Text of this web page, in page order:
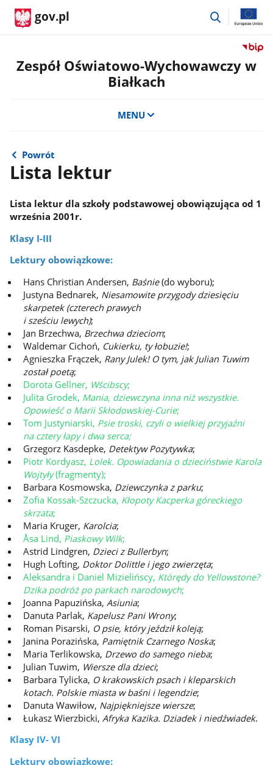
gov.pl
przejdź
Przejdź
do
Zespół Oświatowo-Wychowawczy w
Białkach
MENU
Powrót
Lista lektur
Lista lektur dla szkoły podstawowej obowiązująca od 1
września 2001r.
Klasy I-III
Lektury obowiązkowe:
Hans Christian Andersen, Baśnie(do wyboru);
Justyna Bednarek, Niesamowite przygody dziesięciu
skarpetek (czterech prawych
i sześciu lewych);
Jan Brzechwa, Brzechwa dzieciom;
Waldemar Cichoń, Cukierku, ty łobuzie!;
Agnieszka Frączek, Rany Julek! O tym, jak Julian Tuwim
został poetą;
Dorota Gellner, Wścibscy;
Julita Grodek, Mania, dziewczyna inna niż wszystkie.
Opowieść o Marii Skłodowskiej-Curie;
Tom Justyniarski, Psie troski, czyli o wielkiej przyjaźni
na cztery łapy i dwa serca;
Grzegorz Kasdepke, Detektyw Pozytywka;
Piotr Kordyasz, Lolek. Opowiadania o dzieciństwie Karola
Wojtyły(fragmenty);
Barbara Kosmowska, Dziewczynka z parku;
Zofia Kossak-Szczucka, Kłopoty Kacperka góreckiego
skrzata;
Maria Kruger, Karolcia;
Åsa Lind, Piaskowy Wilk;
Astrid Lindgren, Dzieci z Bullerbyn;
Hugh Lofting, Doktor Dolittle i jego zwierzęta;
Aleksandra i Daniel Mizielińscy, Którędy do Yellowstone?
Dzika podróż po parkach narodowych;
Joanna Papuzińska, Asiunia;
Danuta Parlak, Kapelusz Pani Wrony;
Roman Pisarski, O psie, który jeździł koleją;
Janina Porazińska, Pamiętnik Czarnego Noska;
Maria Terlikowska, Drzewo do samego nieba;
Julian Tuwim, Wiersze dla dzieci;
Barbara Tylicka, O krakowskich psach i kleparskich
kotach. Polskie miasta w baśni i legendzie;
Danuta Wawiłow, Najpiękniejsze wiersze;
Łukasz Wierzbicki, Afryka Kazika. Dziadek i niedźwiadek.
Klasy IV- VI
Lektury obowiązkowe: